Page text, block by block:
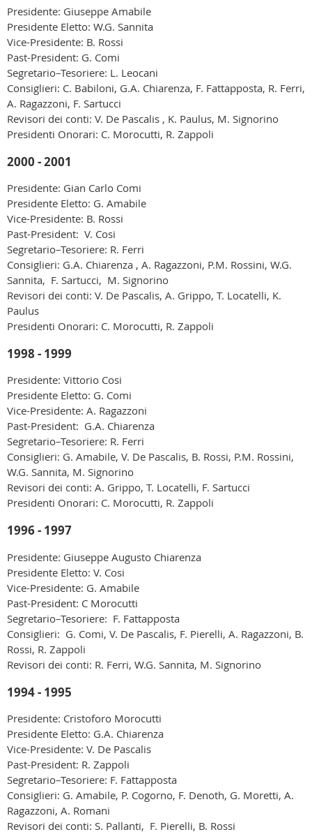
Presidente: Giuseppe Amabile
Presidente Eletto: W.G. Sannita
Vice-Presidente: B. Rossi
Past-President: G. Comi
Segretario–Tesoriere: L. Leocani
Consiglieri: C. Babiloni, G.A. Chiarenza, F. Fattapposta, R. Ferri,
A. Ragazzoni, F. Sartucci
Revisori dei conti: V. De Pascalis , K. Paulus, M. Signorino
Presidenti Onorari: C. Morocutti, R. Zappoli
2000 - 2001
Presidente: Gian Carlo Comi
Presidente Eletto: G. Amabile
Vice-Presidente: B. Rossi
Past-President: V. Cosi
Segretario–Tesoriere: R. Ferri
Consiglieri: G.A. Chiarenza , A. Ragazzoni, P.M. Rossini, W.G.
Sannita, F. Sartucci, M. Signorino
Revisori dei conti: V. De Pascalis, A. Grippo, T. Locatelli, K.
Paulus
Presidenti Onorari: C. Morocutti, R. Zappoli
1998 - 1999
Presidente: Vittorio Cosi
Presidente Eletto: G. Comi
Vice-Presidente: A. Ragazzoni
Past-President: G.A. Chiarenza
Segretario–Tesoriere: R. Ferri
Consiglieri: G. Amabile, V. De Pascalis, B. Rossi, P.M. Rossini,
W.G. Sannita, M. Signorino
Revisori dei conti: A. Grippo, T. Locatelli, F. Sartucci
Presidenti Onorari: C. Morocutti, R. Zappoli
1996 - 1997
Presidente: Giuseppe Augusto Chiarenza
Presidente Eletto: V. Cosi
Vice-Presidente: G. Amabile
Past-President: C Morocutti
Segretario–Tesoriere: F. Fattapposta
Consiglieri: G. Comi, V. De Pascalis, F. Pierelli, A. Ragazzoni, B.
Rossi, R. Zappoli
Revisori dei conti: R. Ferri, W.G. Sannita, M. Signorino
1994 - 1995
Presidente: Cristoforo Morocutti
Presidente Eletto: G.A. Chiarenza
Vice-Presidente: V. De Pascalis
Past-President: R. Zappoli
Segretario–Tesoriere: F. Fattapposta
Consiglieri: G. Amabile, P. Cogorno, F. Denoth, G. Moretti, A.
Ragazzoni, A. Romani
Revisori dei conti: S. Pallanti, F. Pierelli, B. Rossi